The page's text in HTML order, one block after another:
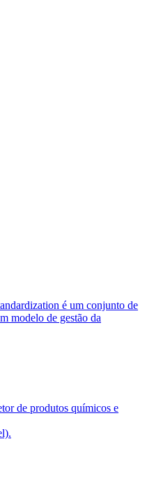
é um conjunto de
modelo de gestão da
de produtos químicos e